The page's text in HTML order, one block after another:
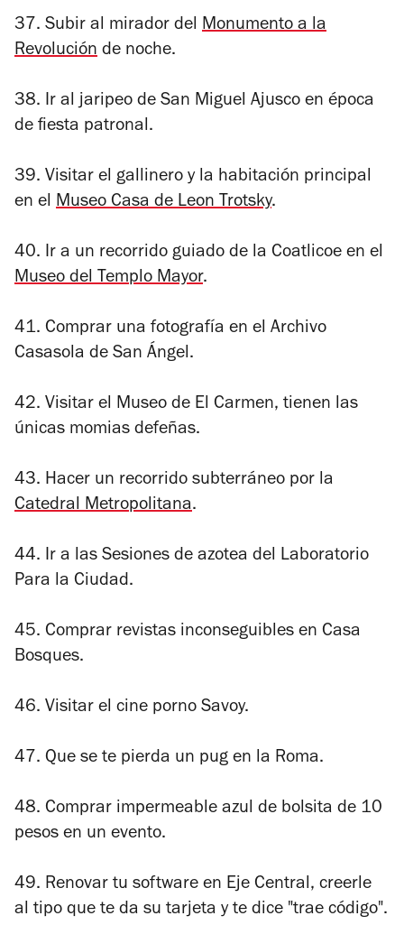
37. Subir al mirador del Monumento a la
Revolución de noche.
38. Ir al jaripeo de San Miguel Ajusco en época
de fiesta patronal.
39. Visitar el gallinero y la habitación principal
en el Museo Casa de Leon Trotsky.
40. Ir a un recorrido guiado de la Coatlicoe en el
Museo del Templo Mayor.
41. Comprar una fotografía en el Archivo
Casasola de San Ángel.
42. Visitar el Museo de El Carmen, tienen las
únicas momias defeñas.
43. Hacer un recorrido subterráneo por la
Catedral Metropolitana.
44. Ir a las Sesiones de azotea del Laboratorio
Para la Ciudad.
45. Comprar revistas inconseguibles en Casa
Bosques.
46. Visitar el cine porno Savoy.
47. Que se te pierda un pug en la Roma.
48. Comprar impermeable azul de bolsita de 10
pesos en un evento.
49. Renovar tu software en Eje Central, creerle
al tipo que te da su tarjeta y te dice "trae código".